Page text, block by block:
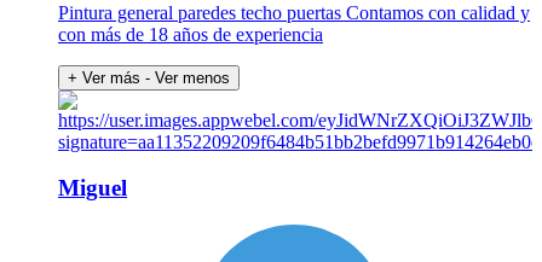
Pintura general paredes techo puertas Contamos con calidad y
con más de 18 años de experiencia
+ Ver más - Ver menos
Miguel